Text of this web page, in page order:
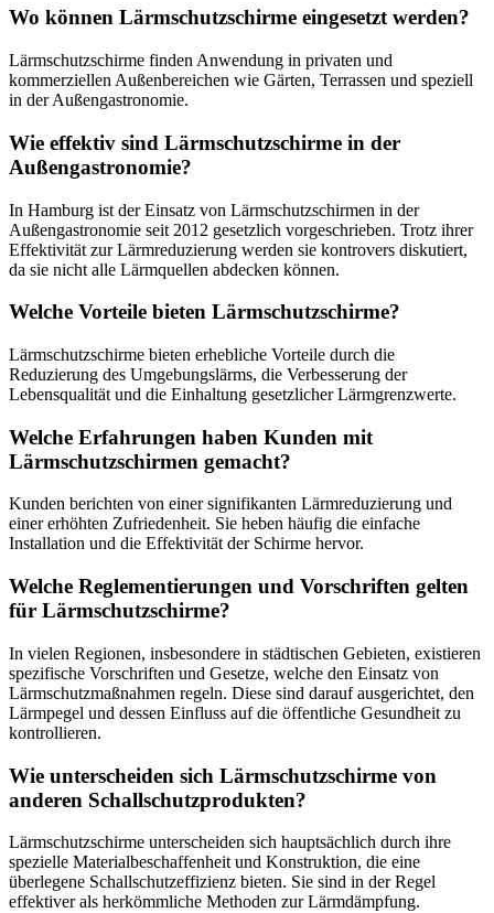
Wo können Lärmschutzschirme eingesetzt werden?
Lärmschutzschirme finden Anwendung in privaten und
kommerziellen Außenbereichen wie Gärten, Terrassen und speziell
in der Außengastronomie.
Wie effektiv sind Lärmschutzschirme in der
Außengastronomie?
In Hamburg ist der Einsatz von Lärmschutzschirmen in der
Außengastronomie seit 2012 gesetzlich vorgeschrieben. Trotz ihrer
Effektivität zur Lärmreduzierung werden sie kontrovers diskutiert,
da sie nicht alle Lärmquellen abdecken können.
Welche Vorteile bieten Lärmschutzschirme?
Lärmschutzschirme bieten erhebliche Vorteile durch die
Reduzierung des Umgebungslärms, die Verbesserung der
Lebensqualität und die Einhaltung gesetzlicher Lärmgrenzwerte.
Welche Erfahrungen haben Kunden mit
Lärmschutzschirmen gemacht?
Kunden berichten von einer signifikanten Lärmreduzierung und
einer erhöhten Zufriedenheit. Sie heben häufig die einfache
Installation und die Effektivität der Schirme hervor.
Welche Reglementierungen und Vorschriften gelten
für Lärmschutzschirme?
In vielen Regionen, insbesondere in städtischen Gebieten, existieren
spezifische Vorschriften und Gesetze, welche den Einsatz von
Lärmschutzmaßnahmen regeln. Diese sind darauf ausgerichtet, den
Lärmpegel und dessen Einfluss auf die öffentliche Gesundheit zu
kontrollieren.
Wie unterscheiden sich Lärmschutzschirme von
anderen Schallschutzprodukten?
Lärmschutzschirme unterscheiden sich hauptsächlich durch ihre
spezielle Materialbeschaffenheit und Konstruktion, die eine
überlegene Schallschutzeffizienz bieten. Sie sind in der Regel
effektiver als herkömmliche Methoden zur Lärmdämpfung.